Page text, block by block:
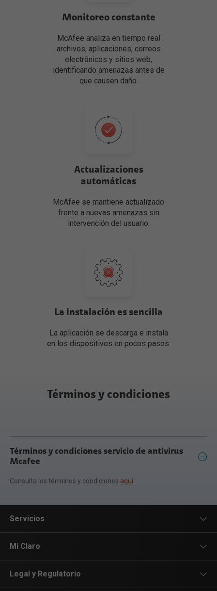
Monitoreo constante
McAfee analiza en tiempo real
archivos, aplicaciones, correos
electrónicos y sitios web,
identificando amenazas antes de
que causen daño.
Actualizaciones
automáticas
McAfee se mantiene actualizado
frente a nuevas amenazas sin
intervención del usuario.
La instalación es sencilla
La aplicación se descarga e instala
en los dispositivos en pocos pasos.
Términos y condiciones
Términos y condiciones servicio de antivirus
Mcafee
Consulta los términos y condiciones aquí
Servicios
Servicios Móviles
Servicios Hogar
Mi Claro
App Mi Claro
Legal y Regulatorio